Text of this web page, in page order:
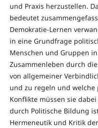
und Praxis herzustellen.
bedeutet
Demokratie-Lernen
in eine Grundfrage
Menschen und Gruppen
Zusammenleben durch
von allgemeiner
und zu regeln und
Konflikte müssen sie
durch Politische Bildung
Hermeneutik und Kritik